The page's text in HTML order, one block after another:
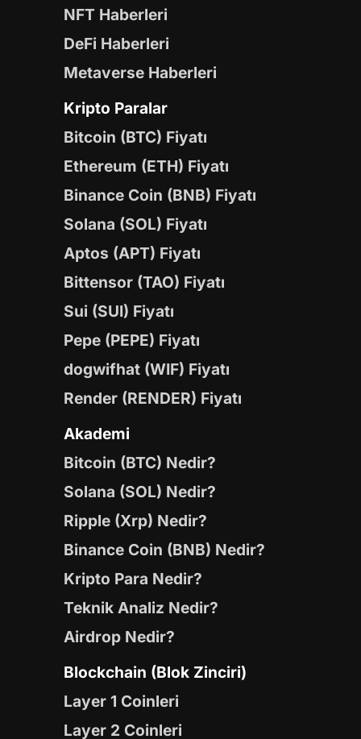
NFT Haberleri
DeFi Haberleri
Metaverse Haberleri
Kripto Paralar
Bitcoin (BTC) Fiyatı
Ethereum (ETH) Fiyatı
Binance Coin (BNB) Fiyatı
Solana (SOL) Fiyatı
Aptos (APT) Fiyatı
Bittensor (TAO) Fiyatı
Sui (SUI) Fiyatı
Pepe (PEPE) Fiyatı
dogwifhat (WIF) Fiyatı
Render (RENDER) Fiyatı
Akademi
Bitcoin (BTC) Nedir?
Solana (SOL) Nedir?
Ripple (Xrp) Nedir?
Binance Coin (BNB) Nedir?
Kripto Para Nedir?
Teknik Analiz Nedir?
Airdrop Nedir?
Blockchain (Blok Zinciri)
Layer 1 Coinleri
Layer 2 Coinleri